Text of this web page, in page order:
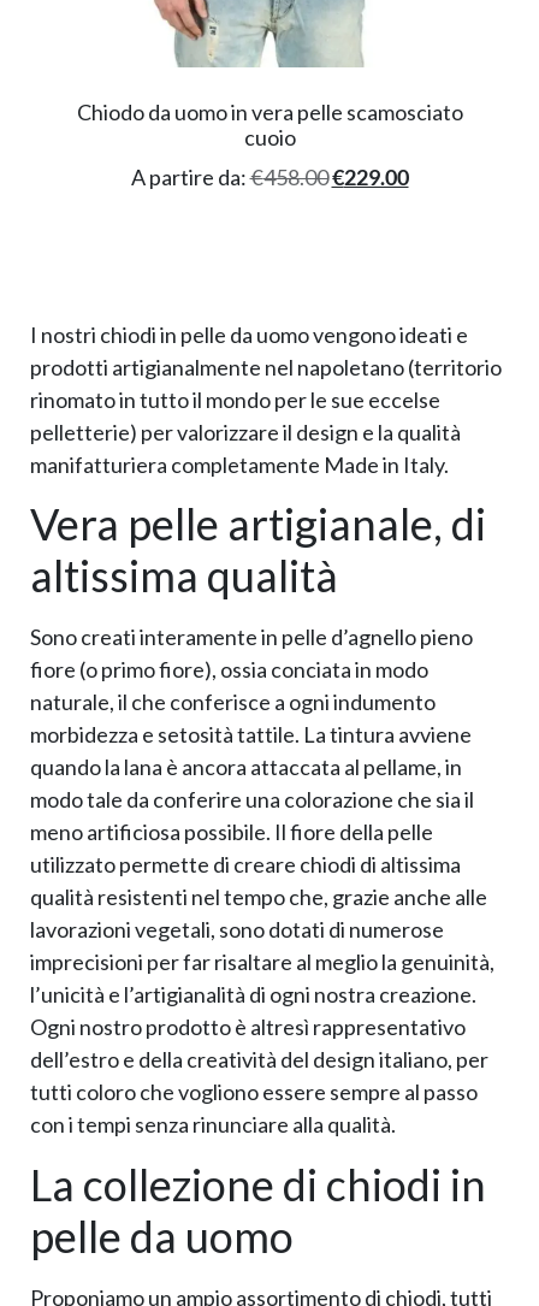
Chiodo da uomo in vera pelle scamosciato
cuoio
A partire da:€458.00€229.00
I nostri chiodi in pelle da uomo vengono ideati e
prodotti artigianalmente nel napoletano (territorio
rinomato in tutto il mondo per le sue eccelse
pelletterie) per valorizzare il design e la qualità
manifatturiera completamente Made in Italy.
Vera pelle artigianale, di
altissima qualità
Sono creati interamente in pelle d’agnello pieno
fiore (o primo fiore), ossia conciata in modo
naturale, il che conferisce a ogni indumento
morbidezza e setosità tattile. La tintura avviene
quando la lana è ancora attaccata al pellame, in
modo tale da conferire una colorazione che sia il
meno artificiosa possibile. Il fiore della pelle
utilizzato permette di creare chiodi di altissima
qualità resistenti nel tempo che, grazie anche alle
lavorazioni vegetali, sono dotati di numerose
imprecisioni per far risaltare al meglio la genuinità,
l’unicità e l’artigianalità di ogni nostra creazione.
Ogni nostro prodotto è altresì rappresentativo
dell’estro e della creatività del design italiano, per
tutti coloro che vogliono essere sempre al passo
con i tempi senza rinunciare alla qualità.
La collezione di chiodi in
pelle da uomo
Proponiamo un ampio assortimento di chiodi, tutti